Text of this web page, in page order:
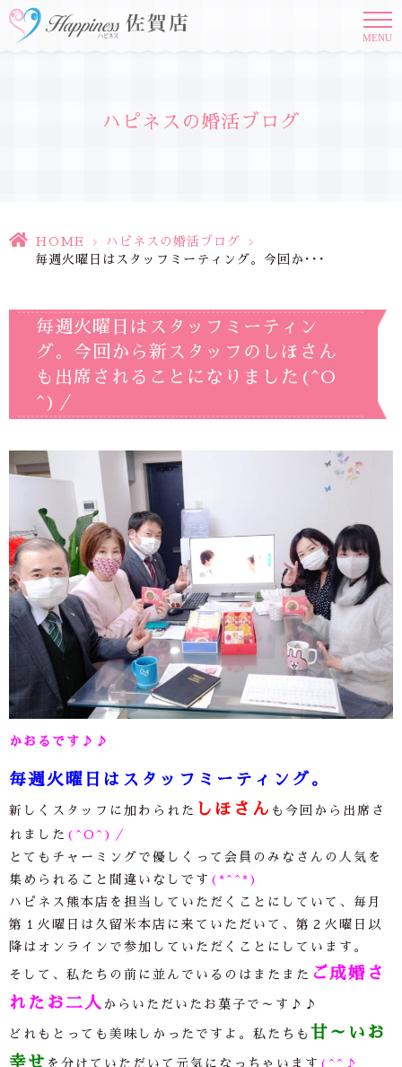
MENU
ハピネスの婚活ブログ
HOME > ハピネスの婚活ブログ
>
毎週火曜日はスタッフミーティング。今回か･･･
毎週火曜日はスタッフミーティン
グ。今回から新スタッフのしほさん
も出席されることになりました(^O
^)／
かおるです♪♪
毎週火曜日はスタッフミーティング。
新しくスタッフに加わられた しほさん も今回から出席さ
れました (^O^)／
とてもチャーミングで優しくって会員のみなさんの人気を
集められること間違いなしです (*^^*)
ハピネス熊本店を担当していただくことにしていて、毎月
第１火曜日は久留米本店に来ていただいて、第２火曜日以
降はオンラインで参加していただくことにしています。
そして、私たちの前に並んでいるのはまたまた ご成婚さ
れたお二人 からいただいたお菓子で～す ♪♪
どれもとっても美味しかったですよ。私たちも 甘～いお
幸せ を分けていただいて元気になっちゃいます (^^♪